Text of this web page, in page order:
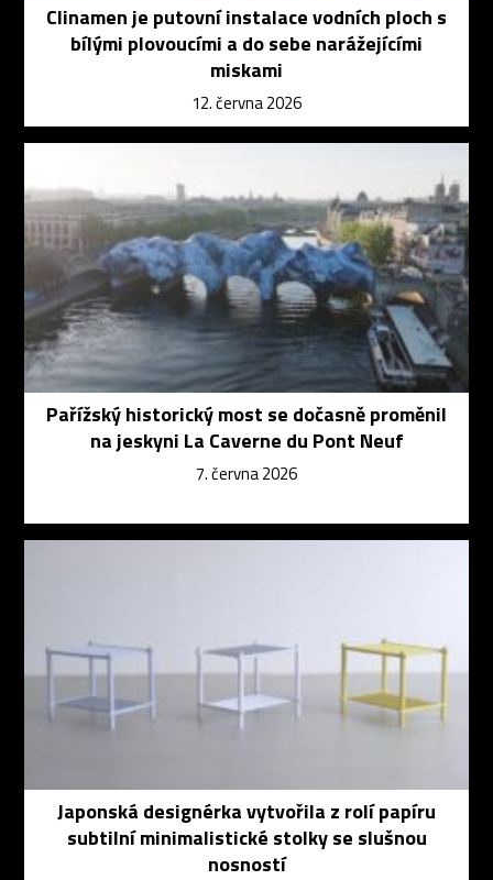
Clinamen je putovní instalace vodních ploch s
bílými plovoucími a do sebe narážejícími
miskami
12. června 2026
Pařížský historický most se dočasně proměnil
na jeskyni La Caverne du Pont Neuf
7. června 2026
Japonská designérka vytvořila z rolí papíru
subtilní minimalistické stolky se slušnou
nosností